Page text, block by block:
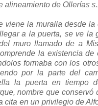
alineamiento de Ollerías
viene la muralla desde
a la puerta, se ve la
muro llamado de a
la existencia de
formaba con los
por la parte del
la puerta en tiempo
nombre que conservó
cita en un privilegio de